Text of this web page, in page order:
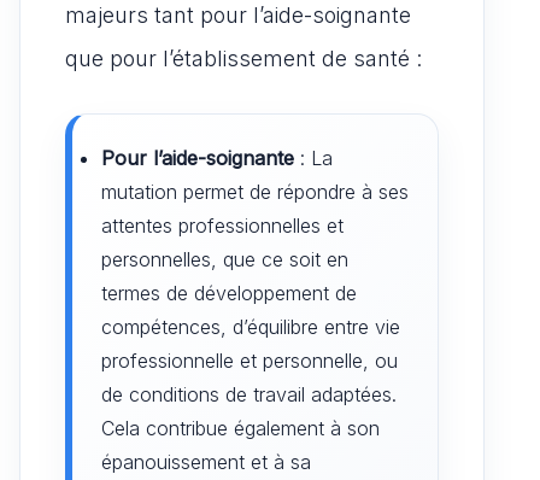
majeurs tant pour l’aide-soignante
que pour l’établissement de santé :
Pour l’aide-soignante : La
mutation permet de répondre à ses
attentes professionnelles et
personnelles, que ce soit en
termes de développement de
compétences, d’équilibre entre vie
professionnelle et personnelle, ou
de conditions de travail adaptées.
Cela contribue également à son
épanouissement et à sa